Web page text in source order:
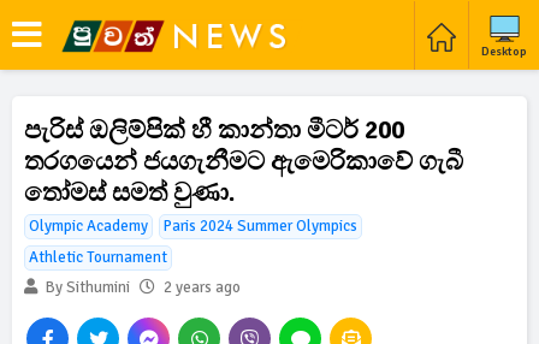
Desktop
පැරිස් ඔලිම්පික් හී කාන්තා මීටර් 200
තරගයෙන් ජයගැනීමට ඇමෙරිකාවේ ගැබී
තෝමස් සමත් වුණා.
Olympic Academy
Paris 2024 Summer Olympics
Athletic Tournament
By Sithumini
2 years ago